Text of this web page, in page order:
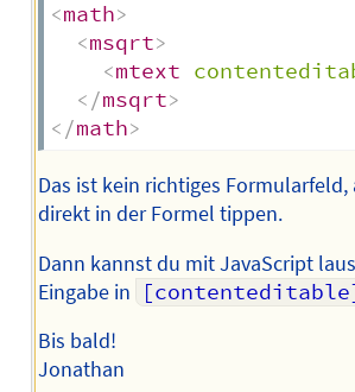
<math>
<msqrt>
<mtext
</msqrt>
</math>
Das ist kein richtiges Formularfeld,
direkt in der Formel tippen.
Dann kannst du mit JavaScript
Eingabe in
Bis bald!
Jonathan